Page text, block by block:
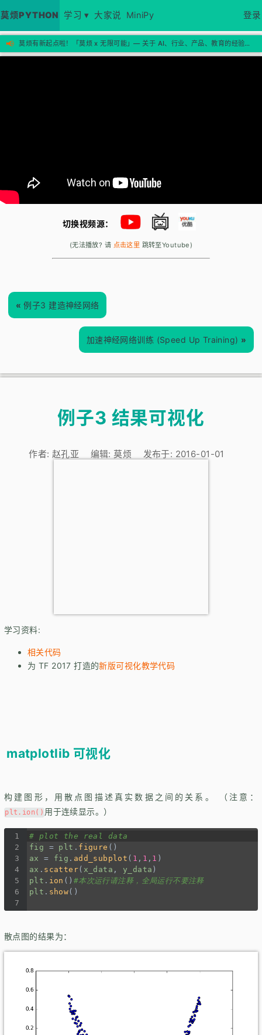
莫烦PYTHON 学习 ▾ 大家说 MiniPy 登录
📢 莫烦有新起点啦！「莫烦 x 无限可能」— 关于 AI、行业、产品、教育的经验思考，欢迎来新站看看 →
切换视频源：
(无法播放? 请 点击这里 跳转至Youtube)
« 例子3 建造神经网络
加速神经网络训练 (Speed Up Training) »
例子3 结果可视化
作者: 赵孔亚 编辑:莫烦 发布于: 2016-01-01
学习资料:
相关代码
为 TF 2017 打造的新版可视化教学代码
matplotlib 可视化
构建图形，用散点图描述真实数据之间的关系。 （注意：
plt.ion() 用于连续显示。）
1
# plot the real data
2
fig = plt . figure ()
3
ax = fig . add_subplot ( 1 , 1 , 1 )
4
ax . scatter( x_data , y_data )
5
plt . ion () #本次运行请注释，全局运行不要注释
6
plt . show()
7
散点图的结果为：